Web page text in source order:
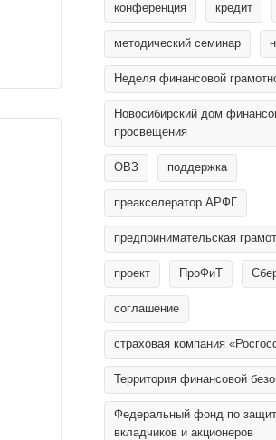
конференция кредит
методический семинар
Неделя финансовой
Новосибирский дом
просвещения
ОВЗ поддержка
преакселератор АРФГ
предпринимательская
проект ПроФиТ
соглашение
страховая компания
Территория финансовой
Федеральный фонд по
вкладчиков и акционеров